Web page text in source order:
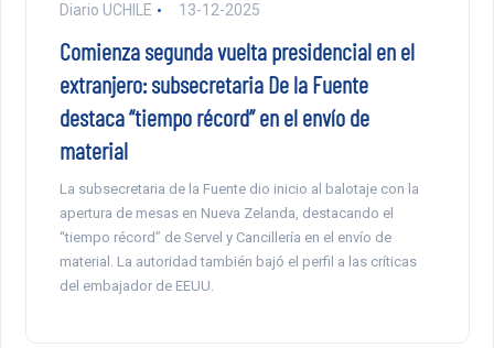
Diario UCHILE 13-12-2025
Comienza segunda vuelta presidencial en el
extranjero: subsecretaria De la Fuente
destaca “tiempo récord” en el envío de
material
La subsecretaria de la Fuente dio inicio al balotaje con la
apertura de mesas en Nueva Zelanda, destacando el
“tiempo récord” de Servel y Cancillería en el envío de
material. La autoridad también bajó el perfil a las críticas
del embajador de EEUU.